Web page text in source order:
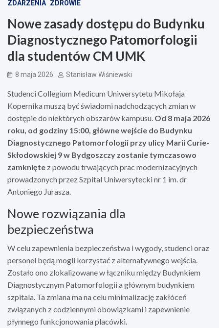
ZDARZENIA ZDROWIE
Nowe zasady dostępu do Budynku
Diagnostycznego Patomorfologii
dla studentów CM UMK
8 maja 2026 Stanisław Wiśniewski
Studenci Collegium Medicum Uniwersytetu Mikołaja
Kopernika muszą być świadomi nadchodzących zmian w
dostępie do niektórych obszarów kampusu. Od 8 maja 2026
roku, od godziny 15:00, główne wejście do Budynku
Diagnostycznego Patomorfologii przy ulicy Marii Curie-
Skłodowskiej 9 w Bydgoszczy zostanie tymczasowo
zamknięte z powodu trwających prac modernizacyjnych
prowadzonych przez Szpital Uniwersytecki nr 1 im. dr
Antoniego Jurasza.
Nowe rozwiązania dla
bezpieczeństwa
W celu zapewnienia bezpieczeństwa i wygody, studenci oraz
personel będą mogli korzystać z alternatywnego wejścia.
Zostało ono zlokalizowane w łączniku między Budynkiem
Diagnostycznym Patomorfologii a głównym budynkiem
szpitala. Ta zmiana ma na celu minimalizację zakłóceń
związanych z codziennymi obowiązkami i zapewnienie
płynnego funkcjonowania placówki.